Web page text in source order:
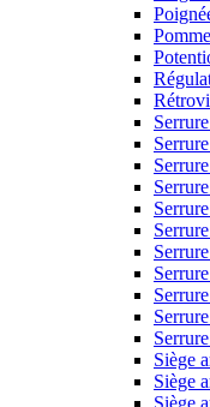
Siège
Siège
Siège